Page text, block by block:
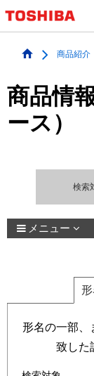
商品紹介
商品情
ース）
検索
メニュー
形
形名の一部、
致した